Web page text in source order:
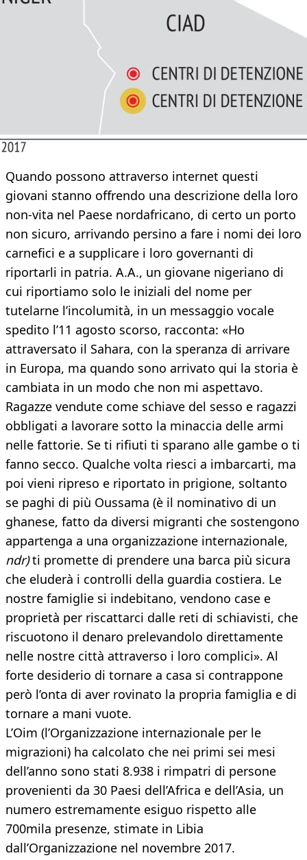
Quando possono attraverso internet questi
giovani stanno offrendo una descrizione della loro
non-vita nel Paese nordafricano, di certo un porto
non sicuro, arrivando persino a fare i nomi dei loro
carnefici e a supplicare i loro governanti di
riportarli in patria. A.A., un giovane nigeriano di
cui riportiamo solo le iniziali del nome per
tutelarne l’incolumità, in un messaggio vocale
spedito l’11 agosto scorso, racconta: «Ho
attraversato il Sahara, con la speranza di arrivare
in Europa, ma quando sono arrivato qui la storia è
cambiata in un modo che non mi aspettavo.
Ragazze vendute come schiave del sesso e ragazzi
obbligati a lavorare sotto la minaccia delle armi
nelle fattorie. Se ti rifiuti ti sparano alle gambe o ti
fanno secco. Qualche volta riesci a imbarcarti, ma
poi vieni ripreso e riportato in prigione, soltanto
se paghi di più Oussama (è il nominativo di un
ghanese, fatto da diversi migranti che sostengono
appartenga a una organizzazione internazionale,
ndr)ti promette di prendere una barca più sicura
che eluderà i controlli della guardia costiera. Le
nostre famiglie si indebitano, vendono case e
proprietà per riscattarci dalle reti di schiavisti, che
riscuotono il denaro prelevandolo direttamente
nelle nostre città attraverso i loro complici». Al
forte desiderio di tornare a casa si contrappone
però l’onta di aver rovinato la propria famiglia e di
tornare a mani vuote.
L’Oim (l’Organizzazione internazionale per le
migrazioni) ha calcolato che nei primi sei mesi
dell’anno sono stati 8.938 i rimpatri di persone
provenienti da 30 Paesi dell’Africa e dell’Asia, un
numero estremamente esiguo rispetto alle
700mila presenze, stimate in Libia
dall’Organizzazione nel novembre 2017.